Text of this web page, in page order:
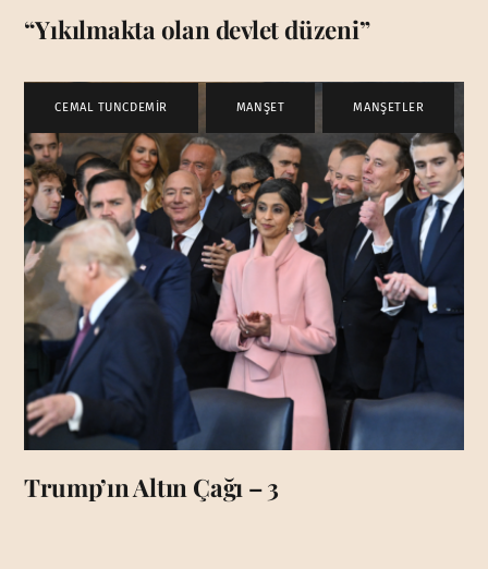
“Yıkılmakta olan devlet düzeni”
CEMAL TUNCDEMİR MANŞET MANŞETLER
Trump’ın Altın Çağı – 3